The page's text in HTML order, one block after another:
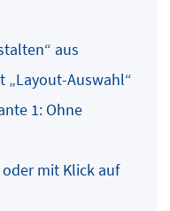
aus
„Layout-Auswahl“
1: Ohne
mit Klick auf